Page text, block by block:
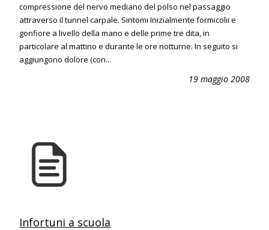
compressione del nervo mediano del polso nel passaggio
attraverso il tunnel carpale. Sintomi Inizialmente formicolii e
gonfiore a livello della mano e delle prime tre dita, in
particolare al mattino e durante le ore notturne. In seguito si
aggiungono dolore (con...
19 maggio 2008
Infortuni a scuola